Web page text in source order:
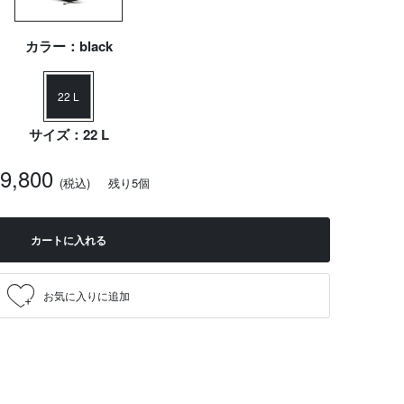
カラー：black
22 L
サイズ：22 L
(税込) 残り5個
カートに入れる